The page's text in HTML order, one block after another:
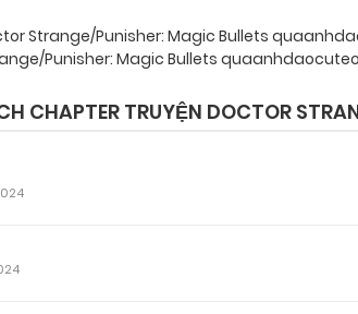
Strange/Punisher: Magic Bullets
Punisher: Magic Bullets
CHAPTER TRUYỆN DOCTOR